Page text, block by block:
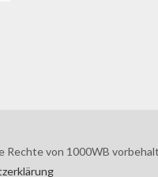
Rechte von 1000WB